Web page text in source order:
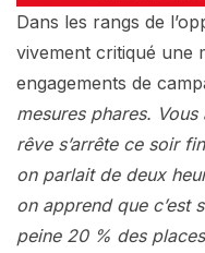
Dans les rangs de
vivement critiqué une
engagements de
mesures phares.
rêve s’arrête ce soir
on parlait de deux
on apprend que c’est
peine 20 % des